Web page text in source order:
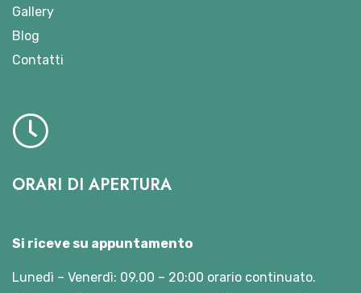
Gallery
Blog
Contatti
ORARI DI APERTURA
Si riceve su appuntamento
Lunedì – Venerdì: 09.00 – 20:00 orario continuato.